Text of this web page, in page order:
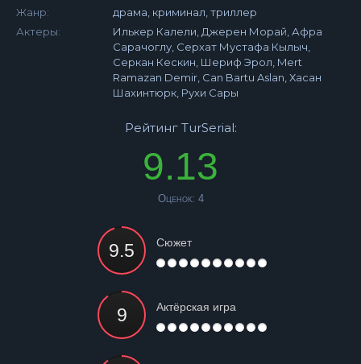
Жанр:
драма, криминал, триллер
Актеры:
Илькер Калели, Джерен Морай, Афра
Сарачоглу, Серхат Мустафа Кылыч,
Серкан Кескин, Шериф Эрол, Mert
Ramazan Demir, Can Bartu Aslan, Хасан
Шахинтюрк, Рухи Сары
Рейтинг TurSerial:
9.13
Оценок: 4
Сюжет
Актёрская игра